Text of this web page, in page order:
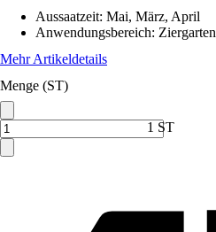
Aussaatzeit: Mai, März, April
Anwendungsbereich: Ziergarten
Mehr Artikeldetails
Menge (ST)
1 ST